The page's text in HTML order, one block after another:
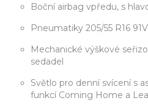
Boční airbag vpředu, s
Pneumatiky 205/55 R16
Mechanické výškové seřizování
sedadel
Světlo pro denní svícení s